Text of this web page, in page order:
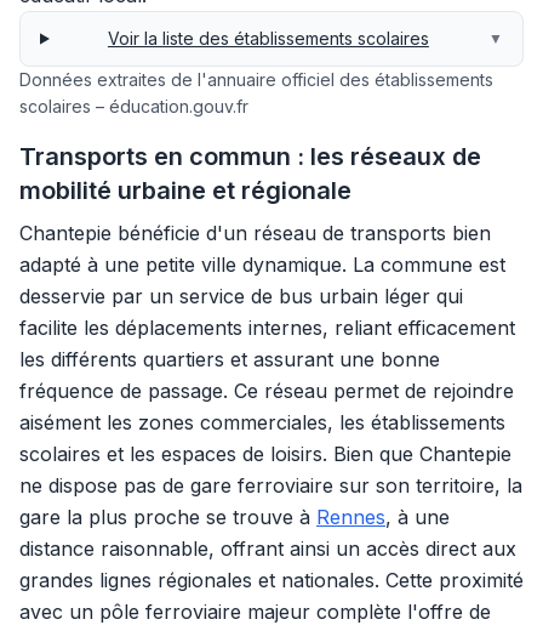
Voir la liste des établissements scolaires ▼
Données extraites de l'annuaire officiel des établissements
scolaires – éducation.gouv.fr
Transports en commun : les réseaux de
mobilité urbaine et régionale
Chantepie bénéficie d'un réseau de transports bien
adapté à une petite ville dynamique. La commune est
desservie par un service de bus urbain léger qui
facilite les déplacements internes, reliant efficacement
les différents quartiers et assurant une bonne
fréquence de passage. Ce réseau permet de rejoindre
aisément les zones commerciales, les établissements
scolaires et les espaces de loisirs. Bien que Chantepie
ne dispose pas de gare ferroviaire sur son territoire, la
gare la plus proche se trouve à Rennes, à une
distance raisonnable, offrant ainsi un accès direct aux
grandes lignes régionales et nationales. Cette proximité
avec un pôle ferroviaire majeur complète l'offre de